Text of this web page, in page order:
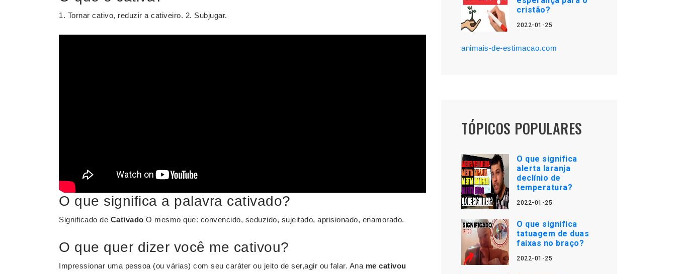
1. Tornar cativo, reduzir a cativeiro. 2. Subjugar.
O que significa a palavra cativado?
Significado de Cativado O mesmo que: convencido, seduzido, sujeitado, aprisionado, enamorado.
O que quer dizer você me cativou?
Impressionar uma pessoa (ou várias) com seu caráter ou jeito de ser,agir ou falar. Ana me cativou
cristão?
2022-01-25
animais-de-estimacao.com
TÓPICOS POPULARES
O que significa
alerta laranja
declínio de
temperatura?
2022-01-25
O que significa
tatuagem de duas
faixas no braço?
2022-01-25